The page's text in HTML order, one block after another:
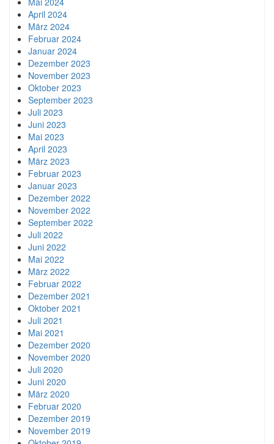
April 2024
März 2024
Februar 2024
Januar 2024
Dezember 2023
November 2023
Oktober 2023
September 2023
Juli 2023
Juni 2023
Mai 2023
April 2023
März 2023
Februar 2023
Januar 2023
Dezember 2022
November 2022
September 2022
Juli 2022
Juni 2022
Mai 2022
März 2022
Februar 2022
Dezember 2021
Oktober 2021
Juli 2021
Mai 2021
Dezember 2020
November 2020
Juli 2020
Juni 2020
März 2020
Februar 2020
Dezember 2019
November 2019